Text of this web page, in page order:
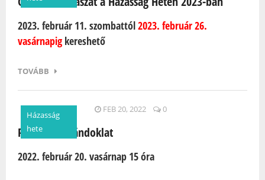
2023. február 11. szombattól2023. február 26.
vasárnapig kereshető
TOVÁBB
Házasság
hete
FEB 20, 2022 0
Petörkei zarándoklat
2022. február 20. vasárnap 15 óra